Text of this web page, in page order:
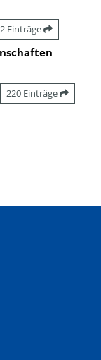
Einträge
220 Einträge